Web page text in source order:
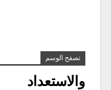
تصفح الوسم
والاستعداد